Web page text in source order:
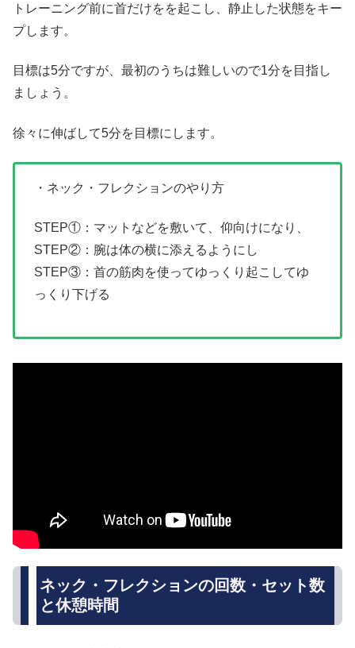
トレーニング前に首だけをを起こし、静止した状態をキー
プします。
目標は5分ですが、最初のうちは難しいので1分を目指し
ましょう。
徐々に伸ばして5分を目標にします。
・ネック・フレクションのやり方
STEP①：マットなどを敷いて、仰向けになり、
STEP②：腕は体の横に添えるようにし
STEP③：首の筋肉を使ってゆっくり起こしてゆ
っくり下げる
ネック・フレクションの回数・セット数
と休憩時間